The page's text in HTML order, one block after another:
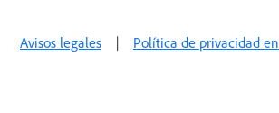
Avisos legales | Política de privacidad